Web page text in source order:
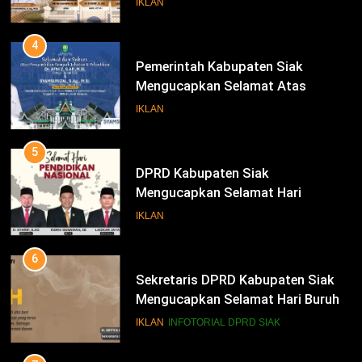
IKLAN
4
Pemerintah Kabupaten Siak
Mengucapkan Selamat Atas
Pengambilan Sumpah Jabatan
IKLAN
5
DPRD Kabupaten Siak
Mengucapkan Selamat Hari
Pendidikan Nasional
IKLAN
6
Sekretaris DPRD Kabupaten Siak
Mengucapkan Selamat Hari Buruh
IKLAN INFOTORIAL DPRD SIAK
Alfedri; Upaya Pemerintah Bersama